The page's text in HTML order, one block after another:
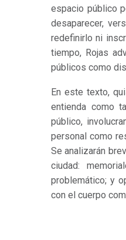
espacio público
desaparecer,
redefinirlo ni
tiempo, Rojas
públicos como
En este texto,
entienda como
público,
personal como
Se analizarán
ciudad:
problemático; y
con el cuerpo